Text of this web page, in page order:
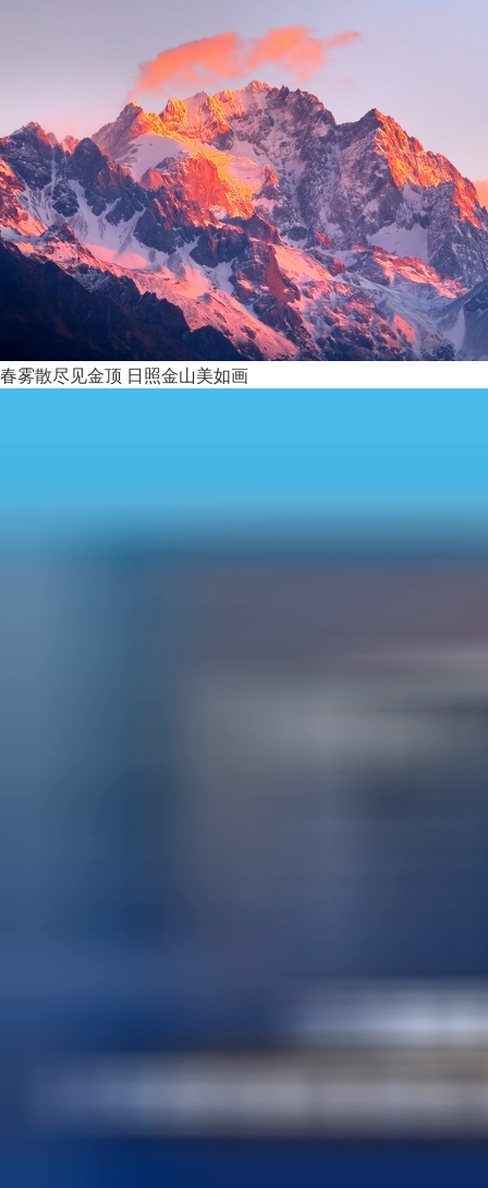
春雾散尽见金顶 日照金山美如画